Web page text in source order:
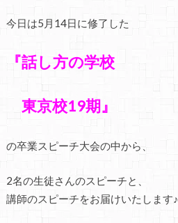
今日は5月14日に修了した
『話し方の学校
東京校19期』
の卒業スピーチ大会の中から、
2名の生徒さんのスピーチと、
講師のスピーチをお届けいたします♪